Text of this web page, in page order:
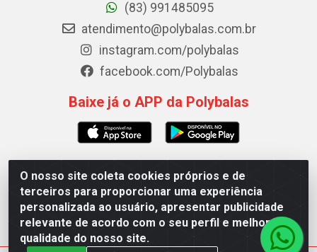
O nosso site coleta cookies próprios e de
terceiros para proporcionar uma experiência
personalizada ao usuário, apresentar publicidade
relevante de acordo com o seu perfil e melhorar a
qualidade do nosso site.
(83) 991485095
atendimento@polybalas.com.br
instagram.com/polybalas
facebook.com/Polybalas
Baixe já o APP da Polybalas
Polybalas - Rua João Miguel de Souza, 173 Galpão B -
Ernesto Geisel, João Pessoa/PB - CEP 58.075-075 - CNPJ
00.909.327/0002-61